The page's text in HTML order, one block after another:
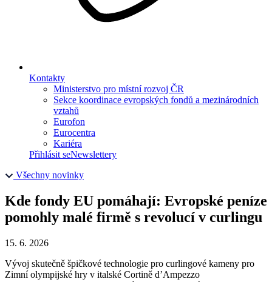
Kontakty
Ministerstvo pro místní rozvoj ČR
Sekce koordinace evropských fondů a mezinárodních
vztahů
Eurofon
Eurocentra
Kariéra
Přihlásit seNewslettery
Všechny novinky
Kde fondy EU pomáhají: Evropské peníze
pomohly malé firmě s revolucí v curlingu
15. 6. 2026
Vývoj skutečně špičkové technologie pro curlingové kameny pro
Zimní olympijské hry v italské Cortině d’Ampezzo